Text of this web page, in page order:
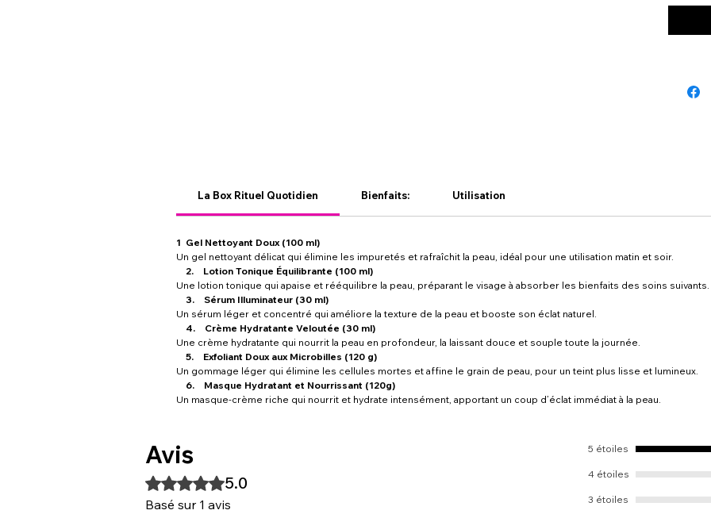
La Box Rituel Quotidien Bienfaits: Utilisation
1 Gel Nettoyant Doux (100 ml)
Un gel nettoyant délicat qui élimine les impuretés et rafraîchit la peau, idéal pour une utilisation matin et soir.
2. Lotion Tonique Équilibrante (100 ml)
Une lotion tonique qui apaise et rééquilibre la peau, préparant le visage à absorber les bienfaits des soins suivants.
3. Sérum Illuminateur (30 ml)
Un sérum léger et concentré qui améliore la texture de la peau et booste son éclat naturel.
4. Crème Hydratante Veloutée (30 ml)
Une crème hydratante qui nourrit la peau en profondeur, la laissant douce et souple toute la journée.
5. Exfoliant Doux aux Microbilles (120 g)
Un gommage léger qui élimine les cellules mortes et affine le grain de peau, pour un teint plus lisse et lumineux.
6. Masque Hydratant et Nourrissant (120g)
Un masque-crème riche qui nourrit et hydrate intensément, apportant un coup d’éclat immédiat à la peau.
Avis
Noté 5 sur 5. 5.0
Basé sur 1 avis
5 étoiles
4 étoiles
3 étoiles